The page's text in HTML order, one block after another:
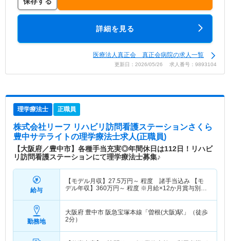
詳細を見る
医療法人真正会 真正会病院の求人一覧
更新日：2026/05/26 求人番号：9893104
理学療法士 正職員
株式会社リーフ リハビリ訪問看護ステーションさくら
豊中サテライトの理学療法士求人(正職員)
【大阪府／豊中市】各種手当充実◎年間休日は112日！リハビ
リ訪問看護ステーションにて理学療法士募集♪
給与
【モデル月収】 27.5万円～ 程度 諸手当込み 【モ
デル年収】 360万円～ 程度 ※月給×12か月賞与別途
勤務地
大阪府 豊中市 阪急宝塚本線「曽根(大阪)駅」（徒歩
2分）